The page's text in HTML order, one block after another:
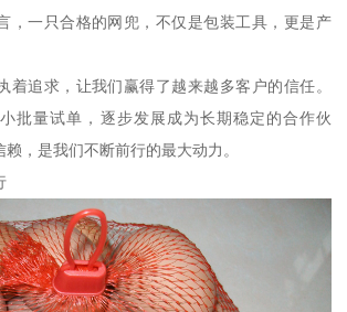
，一只合格的网兜，不仅是包装工具，更是产
着追求，让我们赢得了越来越多客户的信任。
批量试单，逐步发展成为长期稳定的合作伙
，是我们不断前行的最大动力。